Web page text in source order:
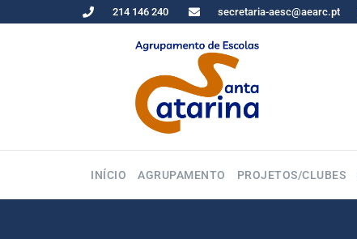
214 146 240 secretaria-aesc@aearc.pt
INÍCIO AGRUPAMENTO PROJETOS/CLUBES